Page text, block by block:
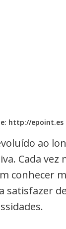
http://epoint.es
ao
Cada vez
conhecer
satisfazer